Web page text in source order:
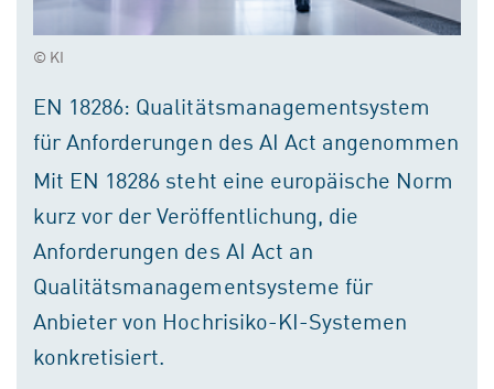
© KI
EN 18286: Qualitätsmanagementsystem
für Anforderungen des AI Act angenommen
Mit EN 18286 steht eine europäische Norm
kurz vor der Veröffentlichung, die
Anforderungen des AI Act an
Qualitätsmanagementsysteme für
Anbieter von Hochrisiko-KI-Systemen
konkretisiert.